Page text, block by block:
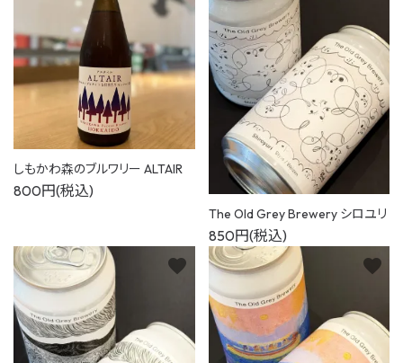
しもかわ森のブルワリー ALTAIR
800円(税込)
The Old Grey Brewery シロユリ
850円(税込)
favorite favorite